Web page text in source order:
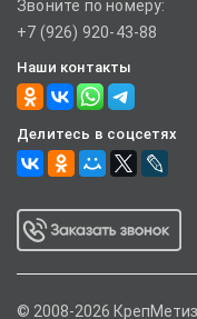
Звоните по номеру:
+7 (926) 920-43-88
Наши контакты
Делитесь в соцсетях
© 2008-2026